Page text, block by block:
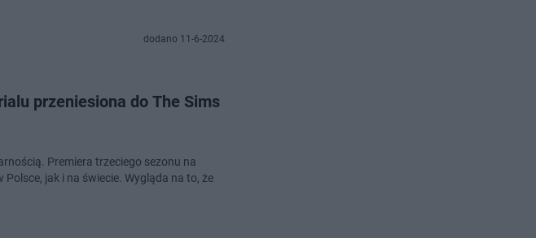
dodano 11-6-2024
przeniesiona do The Sims
Premiera trzeciego sezonu na
jak i na świecie. Wygląda na to, że